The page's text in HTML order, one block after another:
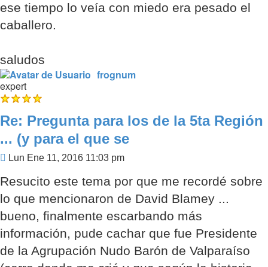
ese tiempo lo veía con miedo era pesado el
caballero.
saludos
frognum
expert
Re: Pregunta para los de la 5ta Región
... (y para el que se
Mensaje
Lun Ene 11, 2016 11:03 pm
Resucito este tema por que me recordé sobre
lo que mencionaron de David Blamey ...
bueno, finalmente escarbando más
información, pude cachar que fue Presidente
de la Agrupación Nudo Barón de Valparaíso